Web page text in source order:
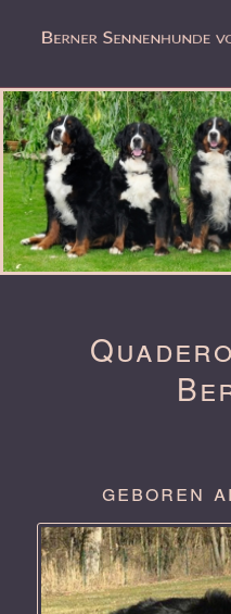
geboren